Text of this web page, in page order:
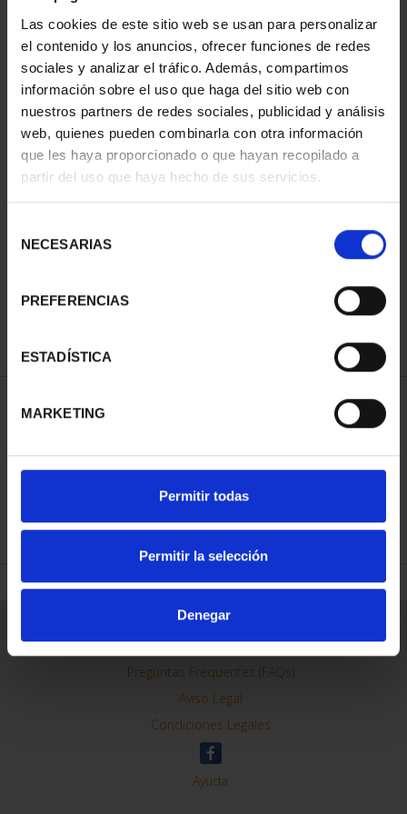
Las cookies de este sitio web se usan para personalizar
el contenido y los anuncios, ofrecer funciones de redes
sociales y analizar el tráfico. Además, compartimos
información sobre el uso que haga del sitio web con
nuestros partners de redes sociales, publicidad y análisis
web, quienes pueden combinarla con otra información
que les haya proporcionado o que hayan recopilado a
partir del uso que haya hecho de sus servicios.
NECESARIAS
PREFERENCIAS
ESTADÍSTICA
MARKETING
Permitir todas
Permitir la selección
Denegar
ORDENAR POR:
REFINAR
1 Productos encontrados
PROVINCIA COLECCION
ORDENAR POR:
REFINAR